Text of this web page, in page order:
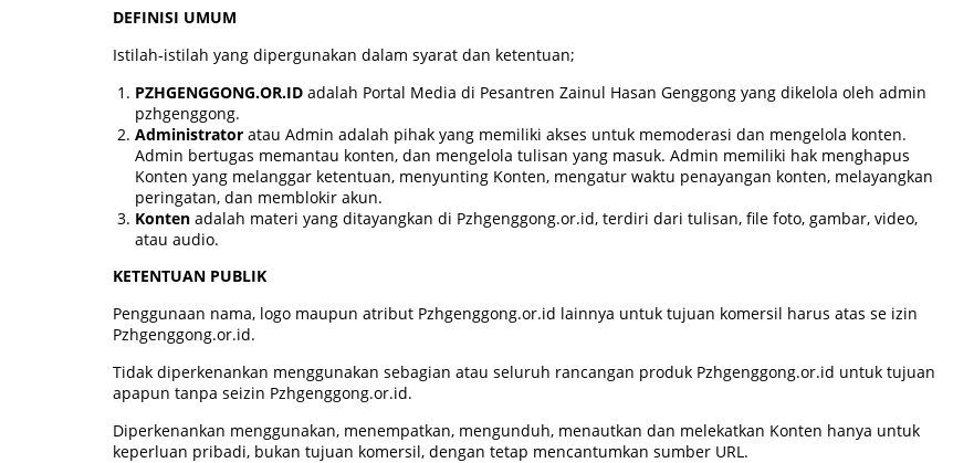
DEFINISI UMUM
Istilah-istilah yang dipergunakan dalam syarat dan ketentuan;
PZHGENGGONG.OR.ID adalah Portal Media di Pesantren Zainul Hasan Genggong yang dikelola oleh admin
pzhgenggong.
Administrator atau Admin adalah pihak yang memiliki akses untuk memoderasi dan mengelola konten.
Admin bertugas memantau konten, dan mengelola tulisan yang masuk. Admin memiliki hak menghapus
Konten yang melanggar ketentuan, menyunting Konten, mengatur waktu penayangan konten, melayangkan
peringatan, dan memblokir akun.
Konten adalah materi yang ditayangkan di Pzhgenggong.or.id, terdiri dari tulisan, file foto, gambar, video,
atau audio.
KETENTUAN PUBLIK
Penggunaan nama, logo maupun atribut Pzhgenggong.or.id lainnya untuk tujuan komersil harus atas se izin
Pzhgenggong.or.id.
Tidak diperkenankan menggunakan sebagian atau seluruh rancangan produk Pzhgenggong.or.id untuk tujuan
apapun tanpa seizin Pzhgenggong.or.id.
Diperkenankan menggunakan, menempatkan, mengunduh, menautkan dan melekatkan Konten hanya untuk
keperluan pribadi, bukan tujuan komersil, dengan tetap mencantumkan sumber URL.